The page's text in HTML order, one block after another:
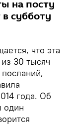
на посту
субботу
что эта
30 тысяч
года. Об
один